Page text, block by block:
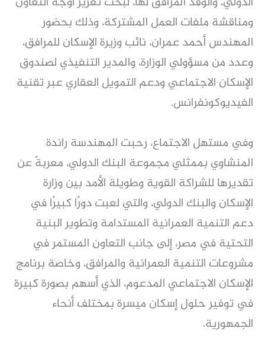
ومناقشة ملفات العمل المشتركة، وذلك بحضور
المهندس أحمد عمران، نائب وزيرة الإسكان للمرافق،
وعدد من مسؤولي الوزارة، والمدير التنفيذي لصندوق
الإسكان الاجتماعي ودعم التمويل العقاري عبر تقنية
الفيديوكونفرانس.
وفي مستهل الاجتماع، رحبت المهندسة راندة
المنشاوي بممثلي مجموعة البنك الدولي، معربةً عن
تقديرها للشراكة القوية وطويلة الأمد بين وزارة
الإسكان والبنك الدولي، والتي لعبت دورًا كبيرًا في
دعم التنمية العمرانية المستدامة وتطوير البنية
التحتية في مصر، إلى جانب التعاون المستمر في
مشروعات التنمية العمرانية والمرافق، وخاصة برنامج
الإسكان الاجتماعي المدعوم، الذي أسهم بصورة كبيرة
في توفير حلول إسكان ميسرة بمختلف أنحاء
الجمهورية.